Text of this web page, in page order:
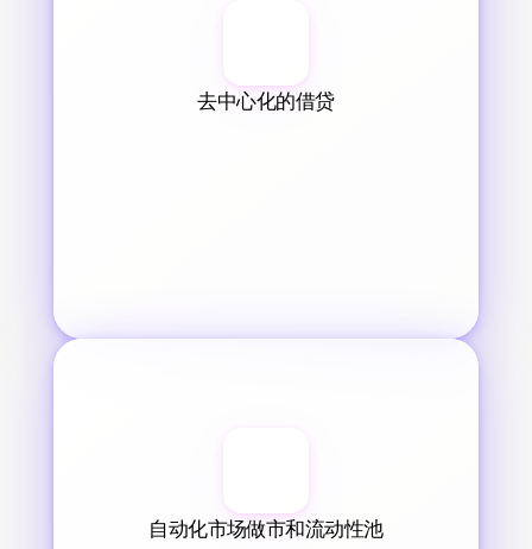
去中心化的借贷
自动化市场做市和流动性池